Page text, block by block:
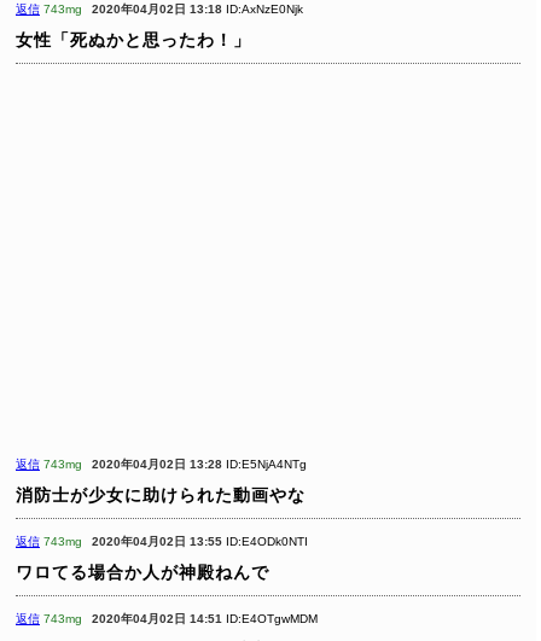
返信 743mg 2020年04月02日 13:18 ID:AxNzE0Njk
女性「死ぬかと思ったわ！」
返信 743mg 2020年04月02日 13:28 ID:E5NjA4NTg
消防士が少女に助けられた動画やな
返信 743mg 2020年04月02日 13:55 ID:E4ODk0NTI
ワロてる場合か人が神殿ねんで
返信 743mg 2020年04月02日 14:51 ID:E4OTgwMDM